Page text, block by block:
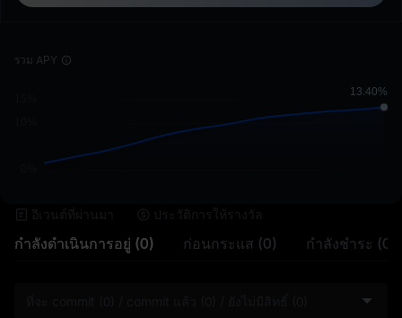
รวม APY
อีเวนต์ที่ผ่านมา ประวัติการให้รางวัล
กำลังดำเนินการอยู่ (0) ก่อนกระแส (0) กำลังชำระ (0)